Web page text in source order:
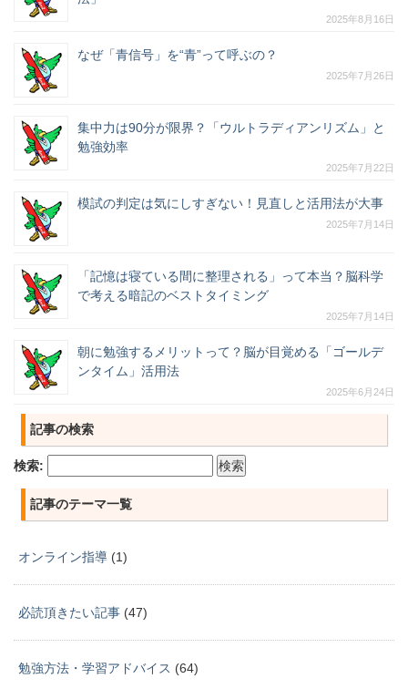
2025年8月16日
なぜ「青信号」を“青”って呼ぶの？
2025年7月26日
集中力は90分が限界？「ウルトラディアンリズム」と
勉強効率
2025年7月22日
模試の判定は気にしすぎない！見直しと活用法が大事
2025年7月14日
「記憶は寝ている間に整理される」って本当？脳科学
で考える暗記のベストタイミング
2025年7月14日
朝に勉強するメリットって？脳が目覚める「ゴールデ
ンタイム」活用法
2025年6月24日
記事の検索
検索:
記事のテーマ一覧
オンライン指導 (1)
必読頂きたい記事 (47)
勉強方法・学習アドバイス (64)